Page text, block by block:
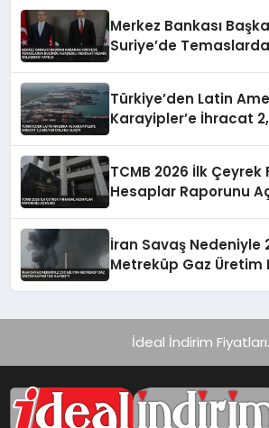
Merkez Bankası
Suriye’de
Türkiye’den Latin
Karayipler’e İhracat
TCMB 2026 İlk Çeyrek
Hesaplar Raporunu
İran Savaş Nedeniyle
Metreküp Gaz
İdeal İndirim